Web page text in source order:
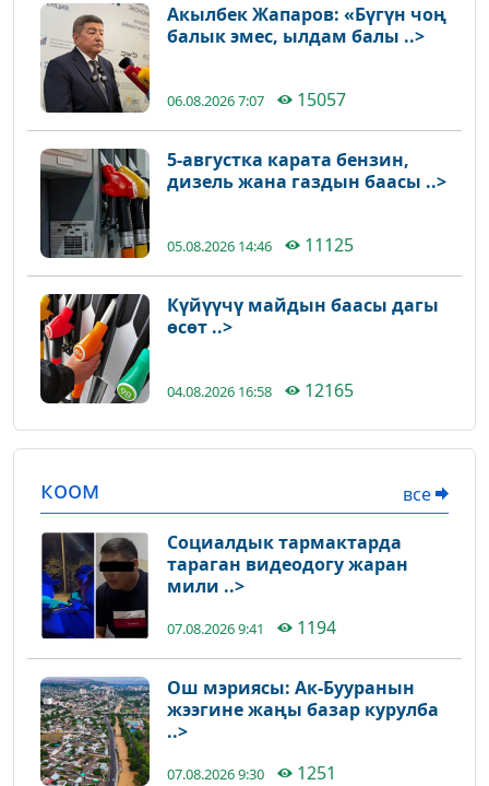
Акылбек Жапаров: «Бүгүн чоң
балык эмес, ылдам балы ..>
06.08.2026 7:07 15057
5-августка карата бензин,
дизель жана газдын баасы ..>
05.08.2026 14:46 11125
Күйүүчү майдын баасы дагы
өсөт ..>
04.08.2026 16:58 12165
коом
все
Социалдык тармактарда
тараган видеодогу жаран
мили ..>
07.08.2026 9:41 1194
Ош мэриясы: Ак-Бууранын
жээгине жаңы базар курулба
..>
07.08.2026 9:30 1251